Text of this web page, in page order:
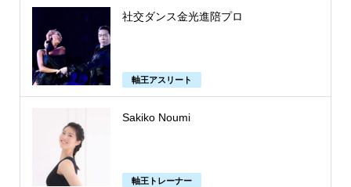
社交ダンス金光進陪プロ
軸王アスリート
Sakiko Noumi
軸王トレーナー